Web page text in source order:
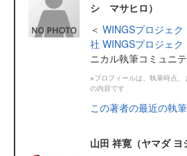
シ マサヒロ）
＜ WINGSプロジェク
社 WINGSプロジェク
ニカル執筆コミュニ
※プロフィールは、執筆時点
の内容です
この著者の最近の執
山田 祥寛（ヤマダ ヨ